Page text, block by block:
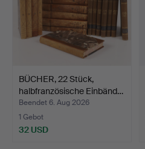
BÜCHER, 22 Stück,
halbfranzösische Einbänd…
Beendet 6. Aug 2026
1 Gebot
32 USD